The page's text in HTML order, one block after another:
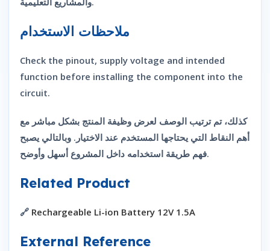
ملاحظات الاستخدام
Check the pinout, supply voltage and intended
function before installing the component into the
circuit.
كذلك، تم ترتيب الوصف لعرض وظيفة المنتج بشكل مباشر مع
أهم النقاط التي يحتاجها المستخدم عند الاختيار. وبالتالي يصبح
فهم طريقة استخدامه داخل المشروع أسهل وأوضح.
Related Product
🔗 Rechargeable Li-ion Battery 12V 1.5A
External Reference